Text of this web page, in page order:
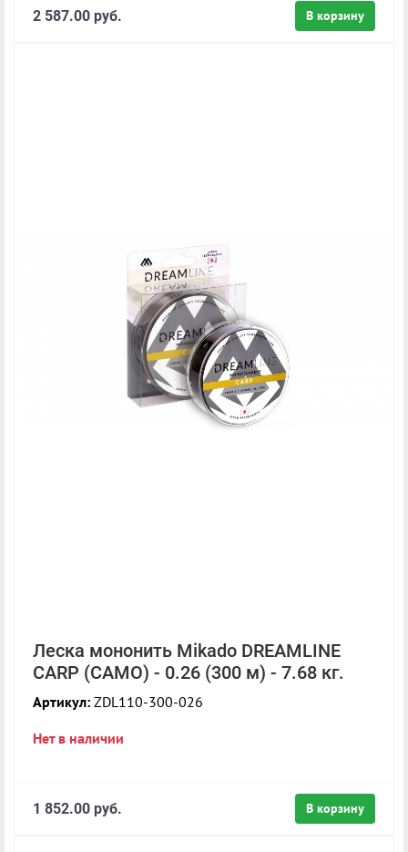
В корзину
2 587.00 руб.
Леска мононить Mikado DREAMLINE
CARP (CAMO) - 0.26 (300 м) - 7.68 кг.
Артикул: ZDL110-300-026
Нет в наличии
В корзину
1 852.00 руб.